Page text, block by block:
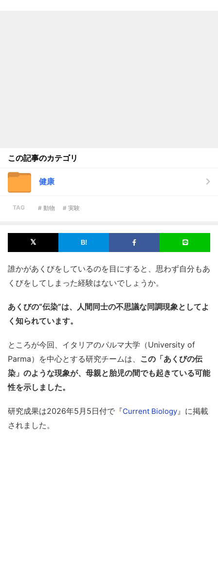
この記事のカテゴリ
健康
TAG # 動物 # 実験
誰かがあくびをしているのを目にすると、思わず自分もあ
くびをしてしまった経験はないでしょうか。
あくびの“伝染”は、人間同士の不思議な同調現象としてよ
く知られています。
ところが今回、イタリアのパルマ大学（University of
Parma）を中心とする研究チームは、 この「あくびの伝
染」のような現象が、母親と胎児の間でも起きている可能
性を示しました。
研究成果は2026年5月5日付で『Current Biology 』に掲載
されました。